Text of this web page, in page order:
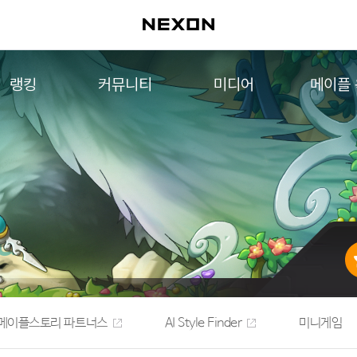
랭킹
텐츠 랭킹
커뮤니티
자유게시판
메이플 아트
메이플 코디
메이플스토리 파트너스
AI Style Finder
미니게임
커뮤니티 아카이브
미디어 메이플
메이플
이플스토리 파트너스 AI Style Finder 미니게임